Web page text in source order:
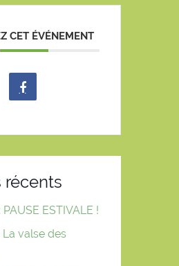
CET ÉVÉNEMENT
récents
ESTIVALE !
valse des